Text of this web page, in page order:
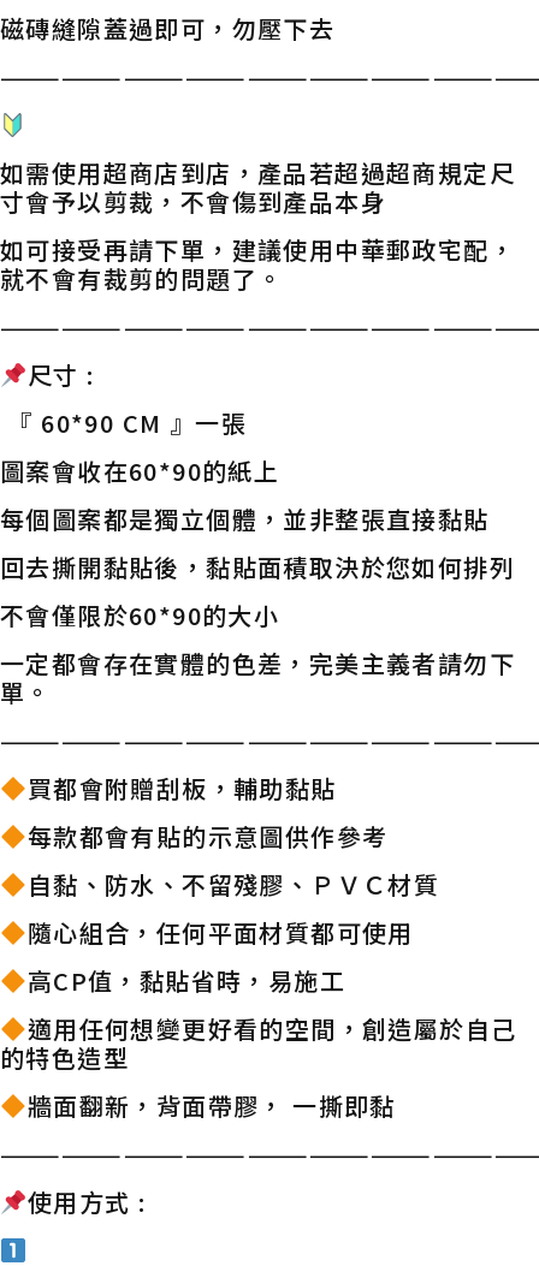
磁磚縫隙蓋過即可，勿壓下去
如需使用超商店到店，產品若超過超商規定尺
寸會予以剪裁，不會傷到產品本身
如可接受再請下單，建議使用中華郵政宅配，
就不會有裁剪的問題了。
尺寸 :
『 60*90 CM 』一張
圖案會收在60*90的紙上
每個圖案都是獨立個體，並非整張直接黏貼
回去撕開黏貼後，黏貼面積取決於您如何排列
不會僅限於60*90的大小
一定都會存在實體的色差，完美主義者請勿下
單。
買都會附贈刮板，輔助黏貼
每款都會有貼的示意圖供作參考
自黏、防水、不留殘膠、ＰＶＣ材質
隨心組合，任何平面材質都可使用
高CP值，黏貼省時，易施工
適用任何想變更好看的空間，創造屬於自己
的特色造型
牆面翻新，背面帶膠， 一撕即黏
使用方式 :